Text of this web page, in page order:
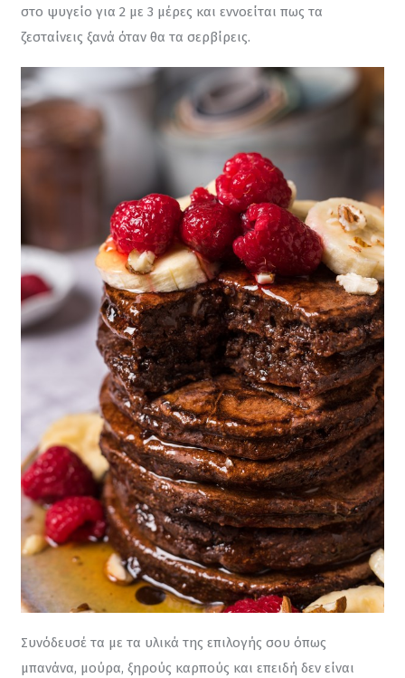
στο ψυγείο για 2 με 3 μέρες και εννοείται πως τα
ζεσταίνεις ξανά όταν θα τα σερβίρεις.
Συνόδευσέ τα με τα υλικά της επιλογής σου όπως
μπανάνα, μούρα, ξηρούς καρπούς και επειδή δεν είναι